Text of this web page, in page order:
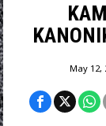
May 12,